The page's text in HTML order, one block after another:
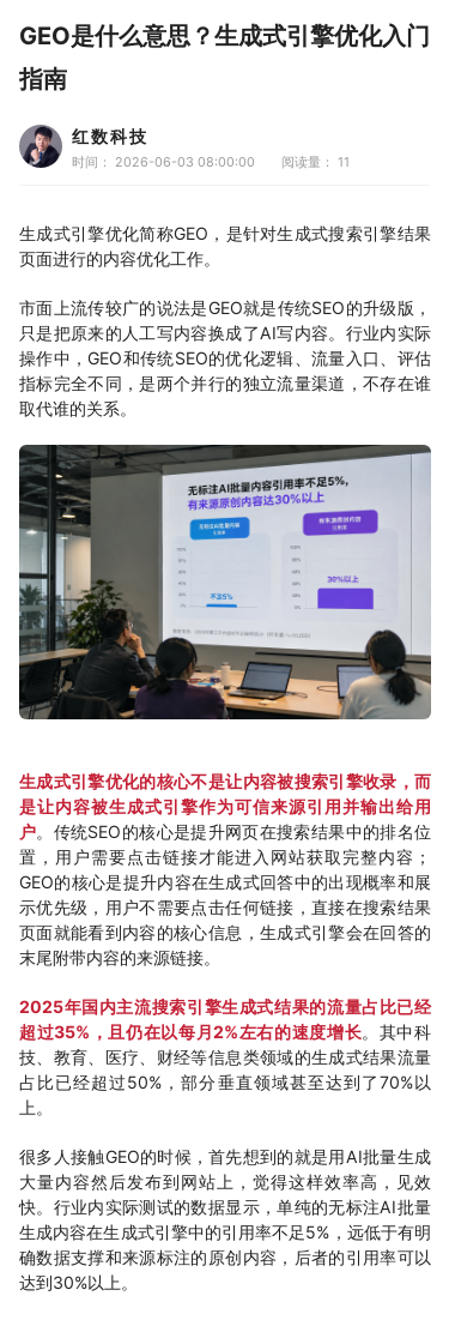
GEO是什么意思？生成式引擎优化入门
指南
红数科技
时间： 2026-06-03 08:00:00 阅读量： 11
生成式引擎优化简称GEO，是针对生成式搜索引擎结果
页面进行的内容优化工作。
市面上流传较广的说法是GEO就是传统SEO的升级版，
只是把原来的人工写内容换成了AI写内容。行业内实际
操作中，GEO和传统SEO的优化逻辑、流量入口、评估
指标完全不同，是两个并行的独立流量渠道，不存在谁
取代谁的关系。
生成式引擎优化的核心不是让内容被搜索引擎收录，而
是让内容被生成式引擎作为可信来源引用并输出给用
户。传统SEO的核心是提升网页在搜索结果中的排名位
置，用户需要点击链接才能进入网站获取完整内容；
GEO的核心是提升内容在生成式回答中的出现概率和展
示优先级，用户不需要点击任何链接，直接在搜索结果
页面就能看到内容的核心信息，生成式引擎会在回答的
末尾附带内容的来源链接。
2025年国内主流搜索引擎生成式结果的流量占比已经
超过35%，且仍在以每月2%左右的速度增长。其中科
技、教育、医疗、财经等信息类领域的生成式结果流量
占比已经超过50%，部分垂直领域甚至达到了70%以
上。
很多人接触GEO的时候，首先想到的就是用AI批量生成
大量内容然后发布到网站上，觉得这样效率高，见效
快。行业内实际测试的数据显示，单纯的无标注AI批量
生成内容在生成式引擎中的引用率不足5%，远低于有明
确数据支撑和来源标注的原创内容，后者的引用率可以
达到30%以上。